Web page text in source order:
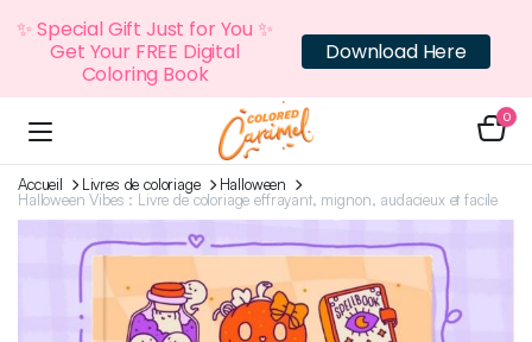
0
Accueil Livres de coloriage
Halloween
Halloween Vibes : Livre de coloriage effrayant, mignon, audacieux et facile
✨ Special Gift Just for You ✨
Get Your FREE Digital
Coloring Book
Download Here